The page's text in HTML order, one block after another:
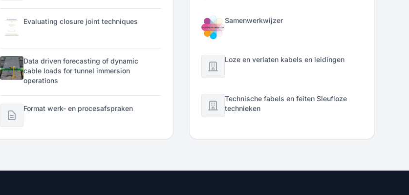
Evaluating closure joint techniques
Data driven forecasting of dynamic
cable loads for tunnel immersion
operations
Format werk- en procesafspraken
Samenwerkwijzer
Loze en verlaten kabels en leidingen
Technische fabels en feiten Sleufloze
technieken